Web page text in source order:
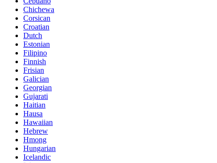
Chichewa
Corsican
Croatian
Dutch
Estonian
Filipino
Finnish
Frisian
Galician
Georgian
Gujarati
Haitian
Hausa
Hawaiian
Hebrew
Hmong
Hungarian
Icelandic